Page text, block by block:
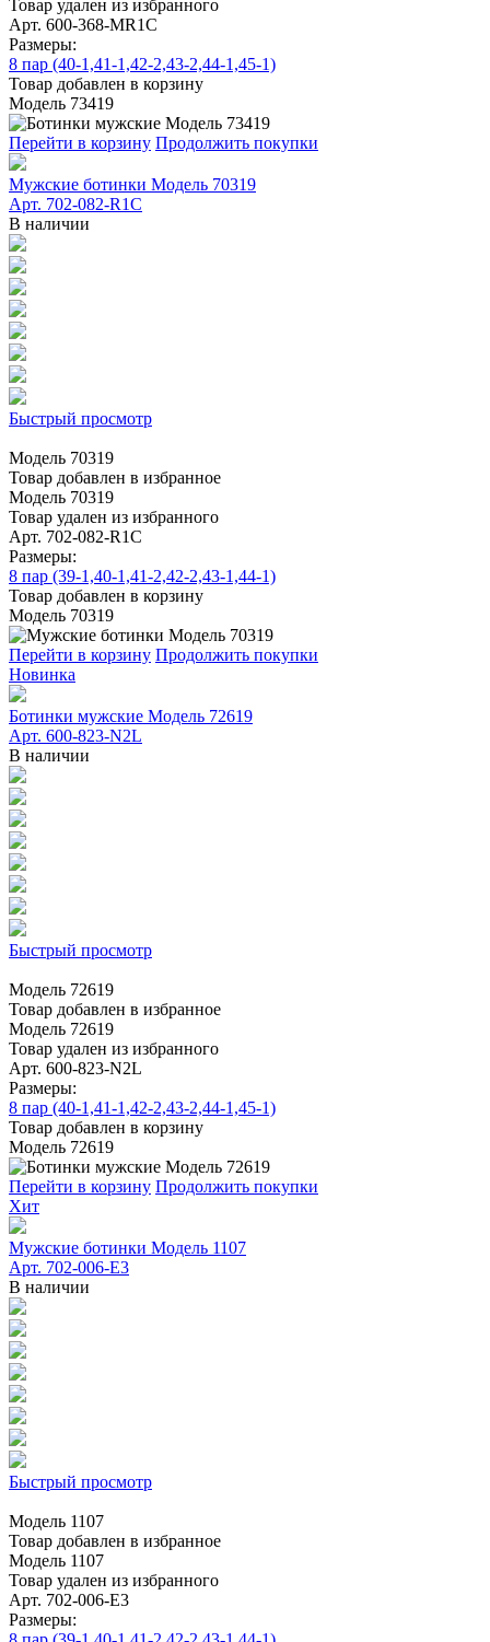
Товар удален из избранного
Арт. 600-368-MR1C
Размеры:
8 пар (40-1,41-1,42-2,43-2,44-1,45-1)
Товар добавлен в корзину
Модель 73419
Перейти в корзину Продолжить покупки
Мужские ботинки Модель 70319
Арт. 702-082-R1C
В наличии
Быстрый просмотр
Модель 70319
Товар добавлен в избранное
Модель 70319
Товар удален из избранного
Арт. 702-082-R1C
Размеры:
8 пар (39-1,40-1,41-2,42-2,43-1,44-1)
Товар добавлен в корзину
Модель 70319
Перейти в корзину Продолжить покупки
Новинка
Ботинки мужские Модель 72619
Арт. 600-823-N2L
В наличии
Быстрый просмотр
Модель 72619
Товар добавлен в избранное
Модель 72619
Товар удален из избранного
Арт. 600-823-N2L
Размеры:
8 пар (40-1,41-1,42-2,43-2,44-1,45-1)
Товар добавлен в корзину
Модель 72619
Перейти в корзину Продолжить покупки
Хит
Мужские ботинки Модель 1107
Арт. 702-006-E3
В наличии
Быстрый просмотр
Модель 1107
Товар добавлен в избранное
Модель 1107
Товар удален из избранного
Арт. 702-006-E3
Размеры: